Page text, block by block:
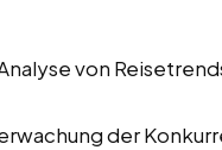
von
der